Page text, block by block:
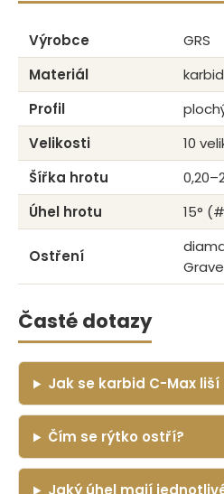
Výrobce
GRS
Materiál
Profil
Velikosti
10
Šířka hrotu
Úhel hrotu
15°
Ostření
Časté dotazy
Jak se karbid C-Max liší
Čím se rýtko ostří?